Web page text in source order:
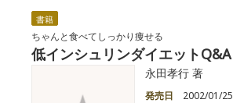
書籍
ちゃんと食べてしっかり痩せる
低インシュリンダイエットQ&A
永田孝行 著
発売日
2002/01/25